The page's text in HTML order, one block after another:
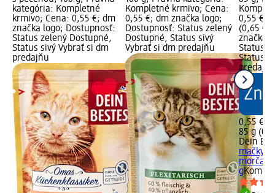
kategória: Kompletné
krmivo; Cena: 0,55 €; dm
značka logo; Dostupnosť:
Status zelený Dostupné,
Status sivý Vybrať si dm
predajňu
Kompletné krmivo; Cena:
0,55 €; dm značka logo;
Dostupnosť: Status zelený
Dostupné, Status sivý
Vybrať si dm predajňu
0,55 €;
(0,65 €
značka
Status
Status
predajňu
0,55 €
85 g
Dein
mačky v
g